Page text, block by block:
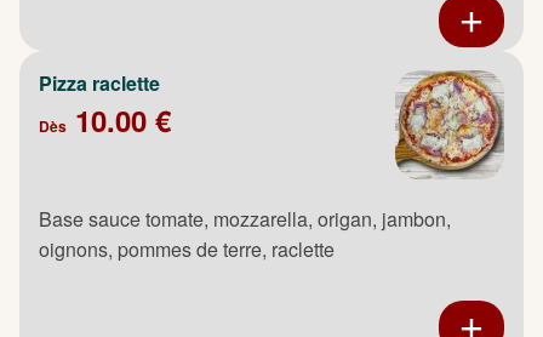
Pizza raclette
Dès 10.00 €
Base sauce tomate, mozzarella, origan, jambon,
oignons, pommes de terre, raclette